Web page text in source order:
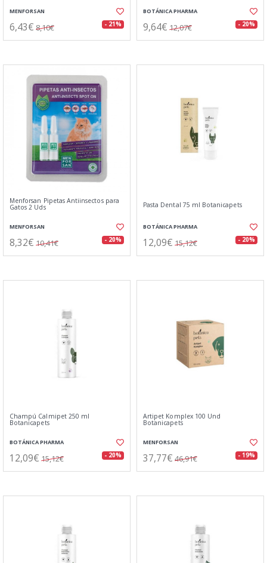
MENFORSAN
6,43€ 8,10€ - 21%
BOTÁNICA PHARMA
9,64€ 12,07€ - 20%
Menforsan Pipetas Antiinsectos para
Gatos 2 Uds
MENFORSAN
8,32€ 10,41€ - 20%
Pasta Dental 75 ml Botanicapets
BOTÁNICA PHARMA
12,09€ 15,12€ - 20%
Champú Calmipet 250 ml
Botanicapets
BOTÁNICA PHARMA
12,09€ 15,12€ - 20%
Artipet Komplex 100 Und
Botanicapets
MENFORSAN
37,77€ 46,91€ - 19%